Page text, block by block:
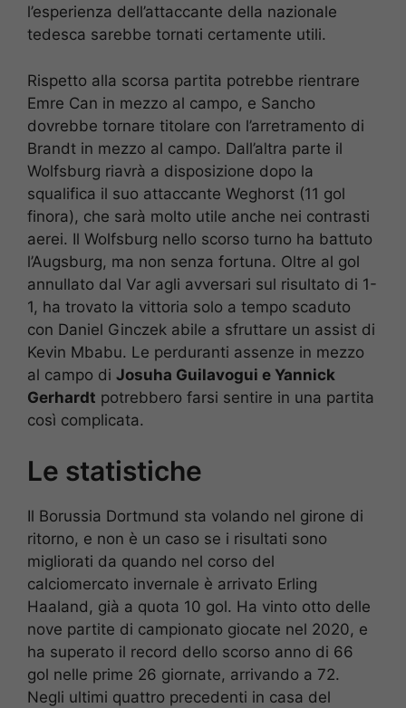
l’esperienza dell’attaccante della nazionale
tedesca sarebbe tornati certamente utili.
Rispetto alla scorsa partita potrebbe rientrare
Emre Can in mezzo al campo, e Sancho
dovrebbe tornare titolare con l’arretramento di
Brandt in mezzo al campo. Dall’altra parte il
Wolfsburg riavrà a disposizione dopo la
squalifica il suo attaccante Weghorst (11 gol
finora), che sarà molto utile anche nei contrasti
aerei. Il Wolfsburg nello scorso turno ha battuto
l’Augsburg, ma non senza fortuna. Oltre al gol
annullato dal Var agli avversari sul risultato di 1-
1, ha trovato la vittoria solo a tempo scaduto
con Daniel Ginczek abile a sfruttare un assist di
Kevin Mbabu. Le perduranti assenze in mezzo
al campo di Josuha Guilavogui e Yannick
Gerhardt potrebbero farsi sentire in una partita
così complicata.
Le statistiche
Il Borussia Dortmund sta volando nel girone di
ritorno, e non è un caso se i risultati sono
migliorati da quando nel corso del
calciomercato invernale è arrivato Erling
Haaland, già a quota 10 gol. Ha vinto otto delle
nove partite di campionato giocate nel 2020, e
ha superato il record dello scorso anno di 66
gol nelle prime 26 giornate, arrivando a 72.
Negli ultimi quattro precedenti in casa del